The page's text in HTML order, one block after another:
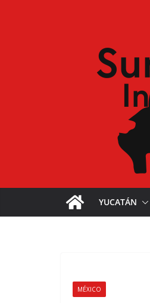
YUCATÁN
MÉXICO